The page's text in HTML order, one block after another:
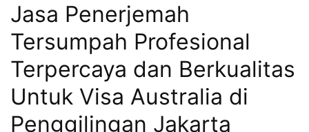
Jasa Penerjemah
Tersumpah Profesional
Terpercaya dan Berkualitas
Untuk Visa Australia di
Penggilingan Jakarta